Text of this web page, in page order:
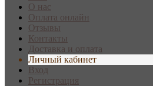
О нас
Оплата онлайн
Отзывы
Контакты
Доставка и оплата
Личный кабинет
Вход
Регистрация